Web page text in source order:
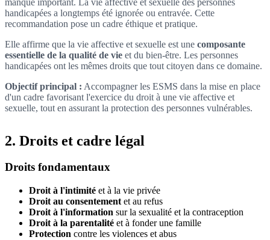
manque important. La vie affective et sexuelle des personnes
handicapées a longtemps été ignorée ou entravée. Cette
recommandation pose un cadre éthique et pratique.
Elle affirme que la vie affective et sexuelle est une composante
essentielle de la qualité de vie et du bien-être. Les personnes
handicapées ont les mêmes droits que tout citoyen dans ce domaine.
Objectif principal : Accompagner les ESMS dans la mise en place
d'un cadre favorisant l'exercice du droit à une vie affective et
sexuelle, tout en assurant la protection des personnes vulnérables.
2. Droits et cadre légal
Droits fondamentaux
Droit à l'intimité et à la vie privée
Droit au consentement et au refus
Droit à l'information sur la sexualité et la contraception
Droit à la parentalité et à fonder une famille
Protection contre les violences et abus